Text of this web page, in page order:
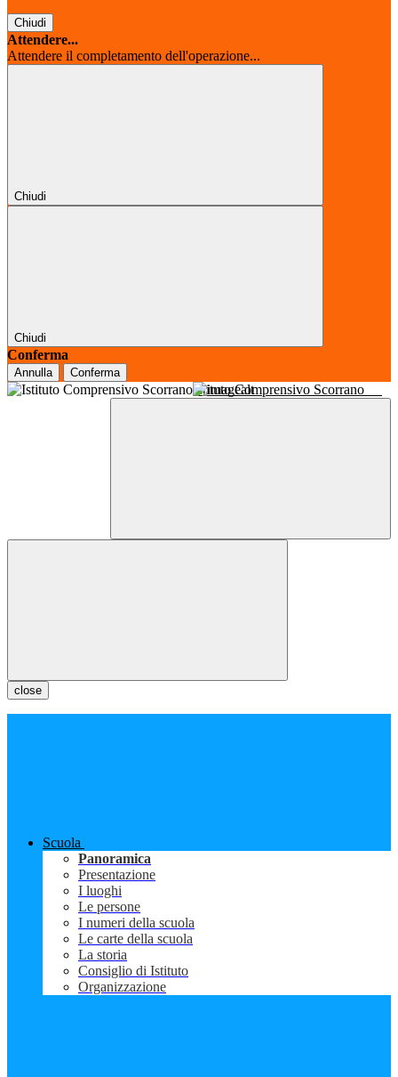
Chiudi
Attendere...
Attendere il completamento dell'operazione...
Chiudi
Chiudi
Conferma
Annulla Conferma
Istituto Comprensivo Scorrano
close
Scuola
Panoramica
Presentazione
I luoghi
Le persone
I numeri della scuola
Le carte della scuola
La storia
Consiglio di Istituto
Organizzazione